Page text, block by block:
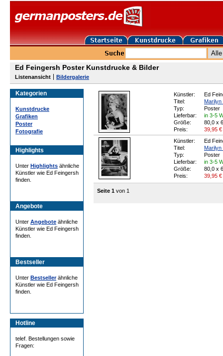
Ed Feingersh Poster Kunstdrucke & Bilder
Listenansicht Bildergalerie
Kategorien
Kunstdrucke
Grafiken
Poster
Fotografie
Highlights
Unter Highlights ähnliche
Künstler wie Ed Feingersh
finden.
Angebote
Unter Angebote ähnliche
Künstler wie Ed Feingersh
finden.
Bestseller
Unter Bestsellerähnliche
Künstler wie Ed Feingersh
finden.
Hotline
telef. Bestellungen sowie
Fragen:
Künstler:
Ed
Titel:
Marilyn
Typ:
Poster
Lieferbar:
in 3-5
Größe:
80,0 x
Preis:
39,95 €
Künstler:
Ed
Titel:
Marilyn
Typ:
Poster
Lieferbar:
in 3-5
Größe:
80,0 x
Preis:
39,95 €
Seite 1 von 1